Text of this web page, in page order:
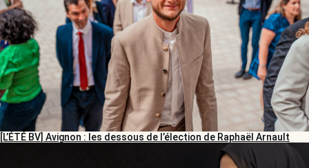
[L’ÉTÉ BV] Avignon : les dessous de l’élection de Raphaël Arnault